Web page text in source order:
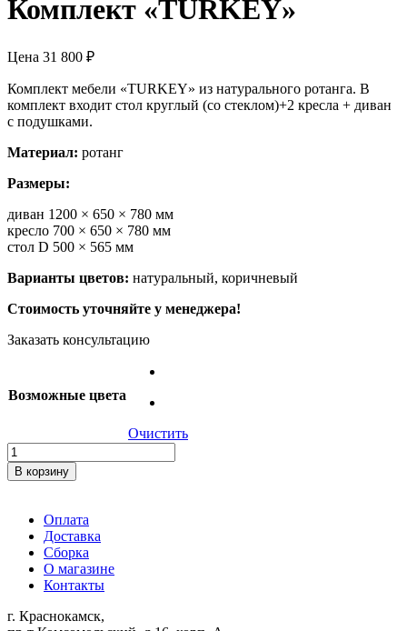
Комплект «TURKEY»
Цена 31 800 ₽
Комплект мебели «TURKEY» из натурального ротанга. В
комплект входит стол круглый (со стеклом)+2 кресла + диван
с подушками.
Материал: ротанг
Размеры:
диван 1200 × 650 × 780 мм
кресло 700 × 650 × 780 мм
стол D 500 × 565 мм
Варианты цветов: натуральный, коричневый
Стоимость уточняйте у менеджера!
Заказать консультацию
Возможные цвета
Очистить
Количество
товара
Комплект
В корзину
Оплата
Доставка
Сборка
О магазине
Контакты
г. Краснокамск,